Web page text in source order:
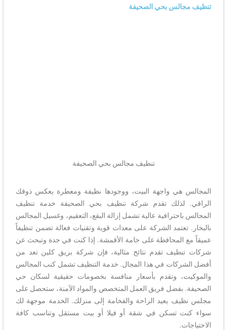
تنظيف مجالس بحي الصحيفة
تنظيف مجالس بحي الصحيفة
المجالس هي واجهة البيت، ووجودها نظيفة ومعطرة يعكس ذوقك
الراقي. لذلك تقدم شركة تنظيف بحي الصحيفة خدمة تنظيف
المجالس باحترافية عالية تشمل إزالة البقع، التعقيم، وغسيل المجالس
بالبخار. تعتمد الشركة على معدات قوية وتقنيات فعالة تضمن تنظيفاً
عميقاً مع المحافظة على خامة الأقمشة. إذا كنت في جدة وتبحث عن
شركات تنظيف تقدم نتائج مثالية، فإن شركة بريق كلين تعد من
أفضل الشركات في هذا المجال. خدمة التنظيف تشمل كنب المجالس
والموكيت، وتقدم بأسعار منافسة بخصومات حقيقية لسكان حي
الصحيفة. بفضل فريق العمل المتخصص والمواد الآمنة، ستحصل على
مجلس نظيف يعيد الراحة والفخامة إلى منزلك. الخدمة موجهة لك
سواء كنت تسكن في شقة أو فيلا أو بيت مستقل وتناسب كافة
الاحتياجات.